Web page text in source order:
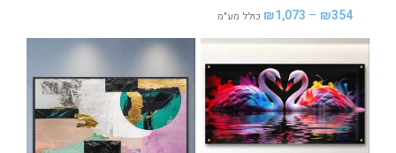
דיוקן תכלת ברכות
₪354
–
₪1,073 כולל מע"מ